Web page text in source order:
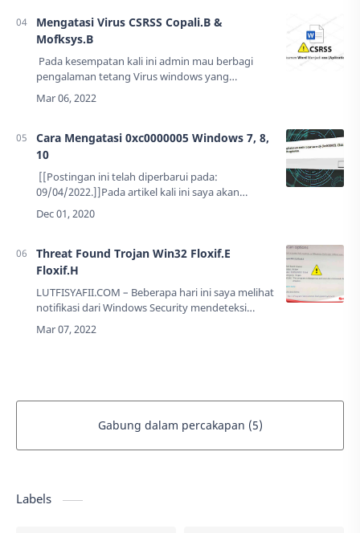
Mengatasi Virus CSRSS Copali.B &
Mofksys.B
Pada kesempatan kali ini admin mau berbagi
pengalaman tetang Virus windows yang
bernama csrss.exe sekaligus bagaimana cara
mengatasinya.Pertama kali saya menemukan
Cara Mengatasi 0xc0000005 Windows 7, 8,
10
[[Postingan ini telah diperbarui pada:
09/04/2022.]]Pada artikel kali ini saya akan
membagikan tutorial cara mengatasi error
dengan kode 0xc0000005 di semua
Threat Found Trojan Win32 Floxif.E
Floxif.H
LUTFISYAFII.COM – Beberapa hari ini saya melihat
notifikasi dari Windows Security mendeteksi
adanya Virus di PC saya. Tak lain adalah Floxif.E
dan Floxif.H. Sepertinya dia satu fam…
Gabung dalam percakapan (5)
Labels